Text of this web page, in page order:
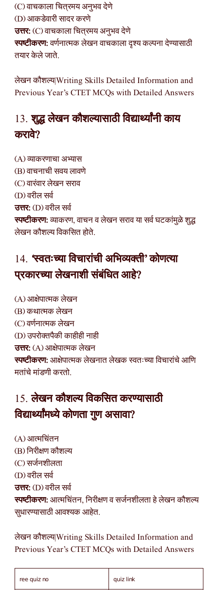
(C) वाचकाला चित्रमय अनुभव देणे
(D) आकडेवारी सादर करणे
उत्तर: (C) वाचकाला चित्रमय अनुभव देणे
स्पष्टीकरण:वर्णनात्मक लेखन वाचकाला दृश्य कल्पना देण्यासाठी
तयार केले जाते.
लेखन कौशल्य|Writing Skills Detailed Information and
Previous Year’s CTET MCQs with Detailed Answers
13.शुद्ध लेखन कौशल्यासाठी विद्यार्थ्यांनी काय
करावे?
(A) व्याकरणाचा अभ्यास
(B) वाचनाची सवय लावणे
(C) वारंवार लेखन सराव
(D) वरील सर्व
उत्तर: (D) वरील सर्व
स्पष्टीकरण:व्याकरण, वाचन व लेखन सराव या सर्व घटकांमुळे शुद्ध
लेखन कौशल्य विकसित होते.
14. ‘स्वतःच्या विचारांची अभिव्यक्ती’ कोणत्या
प्रकारच्या लेखनाशी संबंधित आहे?
(A) आक्षेपात्मक लेखन
(B) कथात्मक लेखन
(C) वर्णनात्मक लेखन
(D) उपरोक्तपैकी काहीही नाही
उत्तर: (A) आक्षेपात्मक लेखन
स्पष्टीकरण: आक्षेपात्मक लेखनात लेखक स्वतःच्या विचारांचे आणि
मतांचे मांडणी करतो.
15.लेखन कौशल्य विकसित करण्यासाठी
विद्यार्थ्यांमध्ये कोणता गुण असावा?
(A) आत्मचिंतन
(B) निरीक्षण कौशल्य
(C) सर्जनशीलता
(D) वरील सर्व
उत्तर: (D) वरील सर्व
स्पष्टीकरण: आत्मचिंतन, निरीक्षण व सर्जनशीलता हे लेखन कौशल्य
सुधारण्यासाठी आवश्यक आहेत.
लेखन कौशल्य|Writing Skills Detailed Information and
Previous Year’s CTET MCQs with Detailed Answers
ree quiz no quiz link